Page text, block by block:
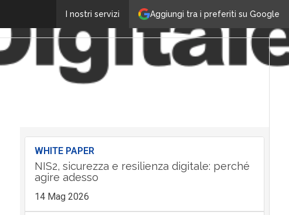
Aggiungi tra i preferiti su Google
I nostri servizi
WHITE PAPER
NIS2, sicurezza e resilienza digitale: perché
agire adesso
14 Mag 2026